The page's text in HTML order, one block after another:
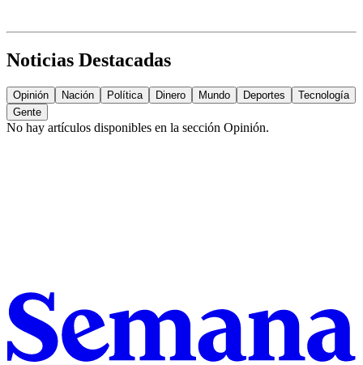
Noticias Destacadas
Opinión Nación Política Dinero Mundo Deportes
Tecnología
Gente
No hay artículos disponibles en la sección Opinión.